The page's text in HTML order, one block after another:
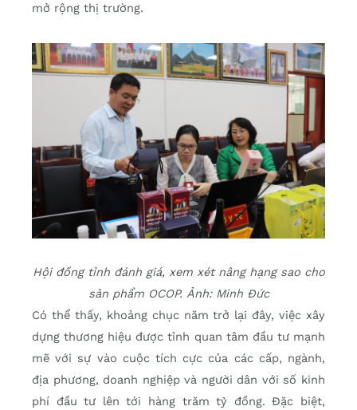
mở rộng thị trường.
Hội đồng tỉnh đánh giá, xem xét nâng hạng sao cho
sản phẩm OCOP. Ảnh: Minh Đức
Có thể thấy, khoảng chục năm trở lại đây, việc xây
dựng thương hiệu được tỉnh quan tâm đầu tư mạnh
mẽ với sự vào cuộc tích cực của các cấp, ngành,
địa phương, doanh nghiệp và người dân với số kinh
phí đầu tư lên tới hàng trăm tỷ đồng. Đặc biệt,